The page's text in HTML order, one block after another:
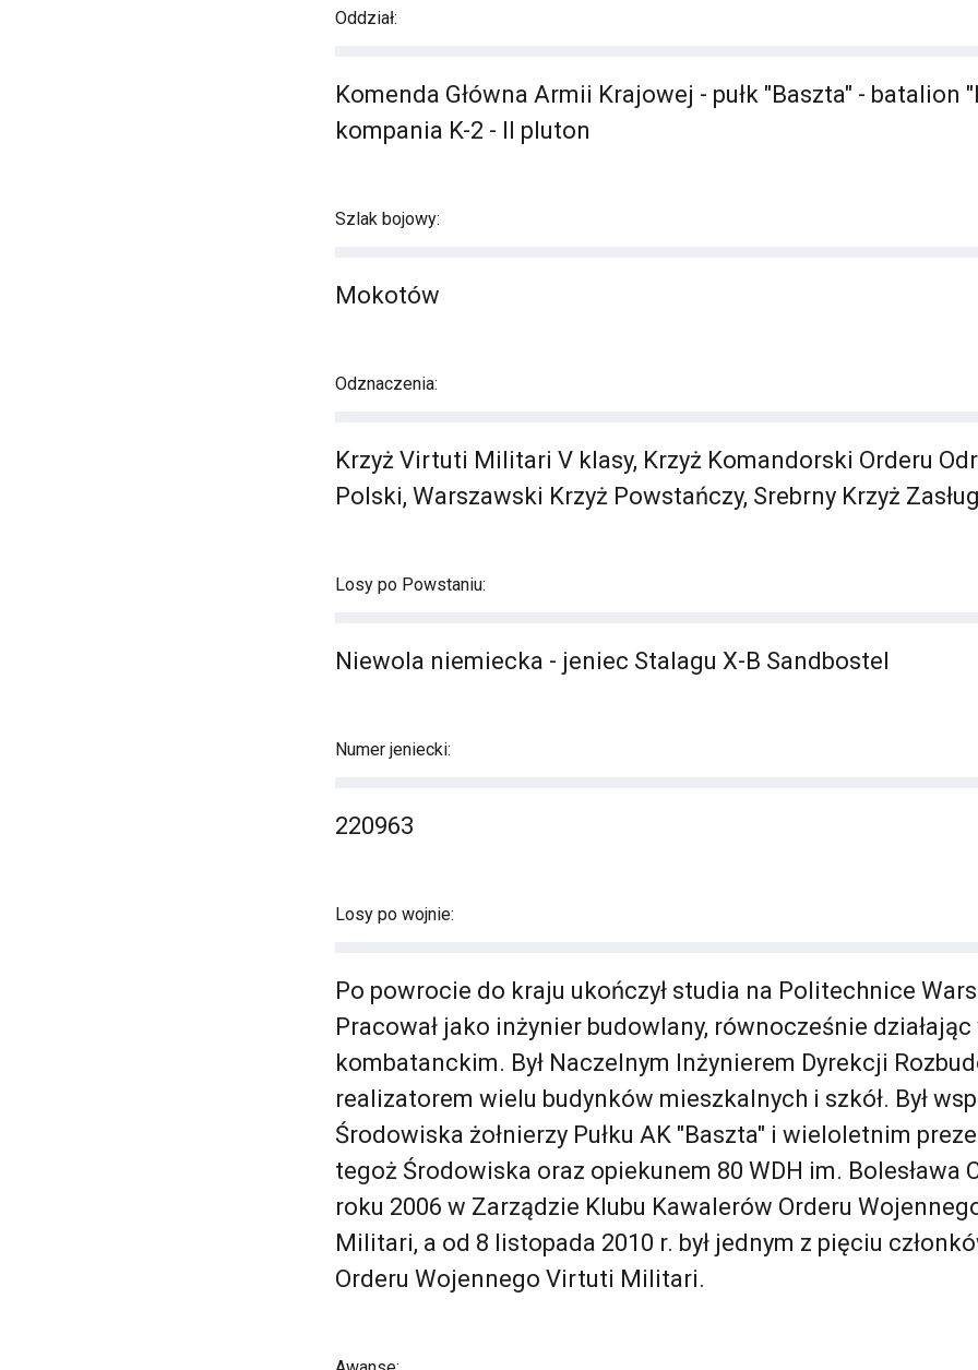
Oddział:
Komenda Główna Armii Krajowej - pułk "Baszta" - batalion
kompania K-2 - II pluton
Szlak bojowy:
Mokotów
Odznaczenia:
Krzyż Virtuti Militari V klasy, Krzyż Komandorski Orderu
Polski, Warszawski Krzyż Powstańczy, Srebrny Krzyż
Losy po Powstaniu:
Niewola niemiecka - jeniec Stalagu X-B Sandbostel
Numer jeniecki:
220963
Losy po wojnie:
Po powrocie do kraju ukończył studia na Politechnice
Pracował jako inżynier budowlany, równocześnie działając
kombatanckim. Był Naczelnym Inżynierem Dyrekcji
realizatorem wielu budynków mieszkalnych i szkół. Był
Środowiska żołnierzy Pułku AK "Baszta" i wieloletnim
tegoż Środowiska oraz opiekunem 80 WDH im. Bolesława
roku 2006 w Zarządzie Klubu Kawalerów Orderu
Militari, a od 8 listopada 2010 r. był jednym z pięciu
Orderu Wojennego Virtuti Militari.